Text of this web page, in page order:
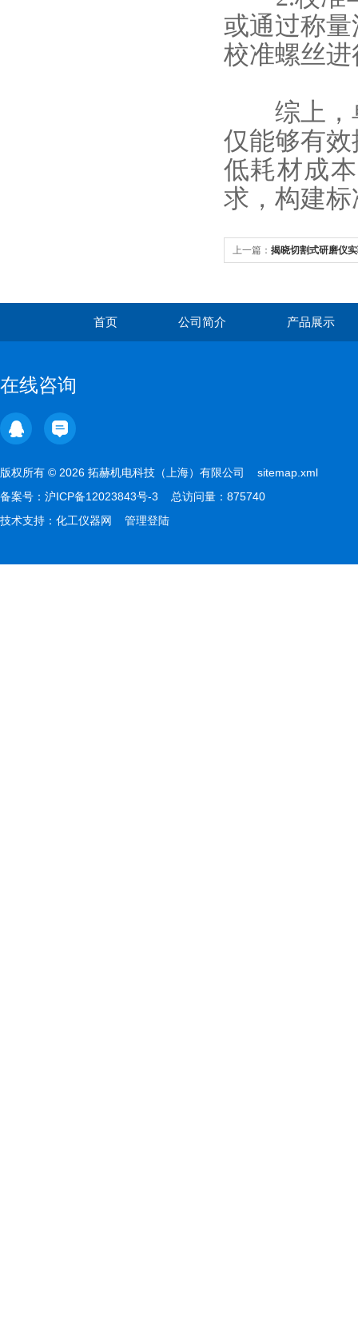
或通过称
校准螺丝
综上，
仅能够有
低耗材成
求，构建
上一篇： 揭晓切割式研磨仪
首页 公司简介 产品展示
在线咨询
版权所有 © 2026 拓赫机电科技（上海）有限公司 sitemap.xml
备案号： 沪ICP备12023843号-3 总访问量：875740
技术支持： 化工仪器网 管理登陆